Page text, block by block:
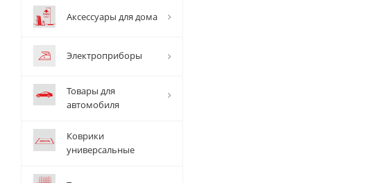
Аксессуары для дома
Электроприборы
Товары для
автомобиля
Коврики
универсальные